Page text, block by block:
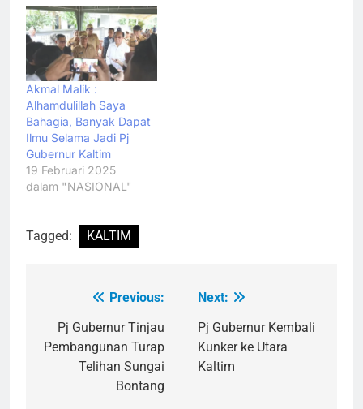
Akmal Malik :
Alhamdulillah Saya
Bahagia, Banyak Dapat
Ilmu Selama Jadi Pj
Gubernur Kaltim
19 Februari 2025
dalam "NASIONAL"
Tagged: KALTIM
Navigasi
pos
Previous:
Pj Gubernur Tinjau
Pembangunan Turap
Telihan Sungai
Bontang
Next:
Pj Gubernur Kembali
Kunker ke Utara
Kaltim